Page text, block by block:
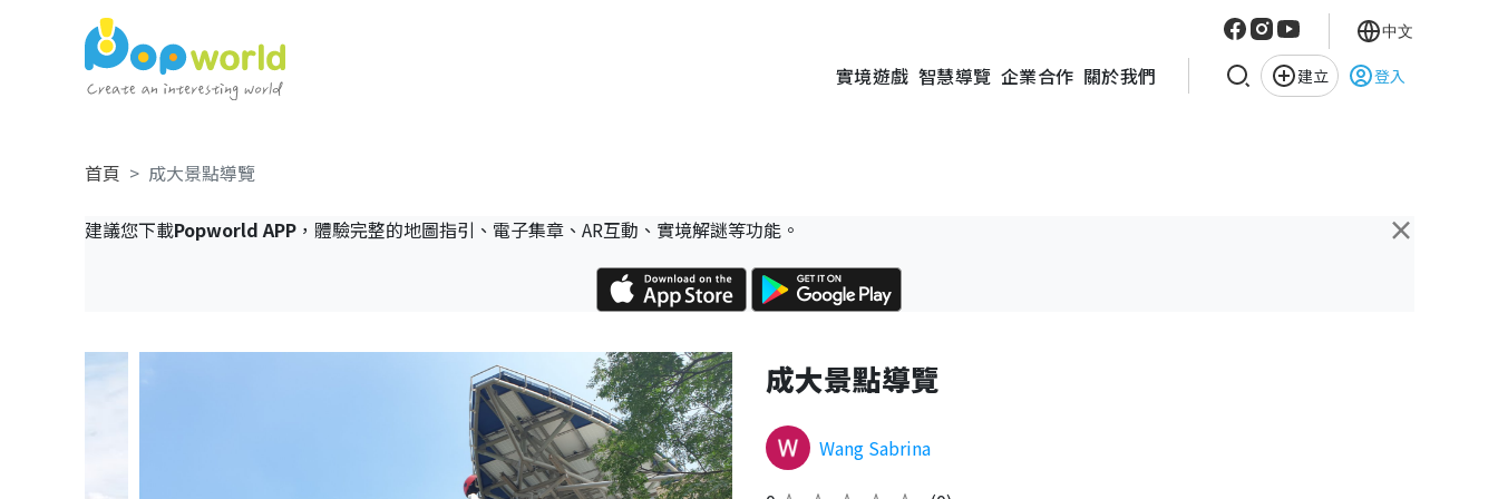
實境遊戲 智慧導覽 企業合作 關於我們 建立 登入
中文
首頁 成大景點導覽
×
建議您下載Popworld APP，體驗完整的地圖指引、電子集章、AR互動、實境解謎等功能。
成大景點導覽
Wang Sabrina